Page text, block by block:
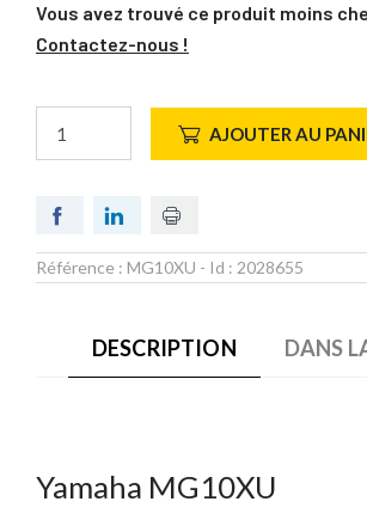
Vous avez trouvé ce produit moins
Contactez-nous !
AJOUTER AU
Référence : MG10XU - Id : 2028655
DESCRIPTION DANS
Yamaha MG10XU